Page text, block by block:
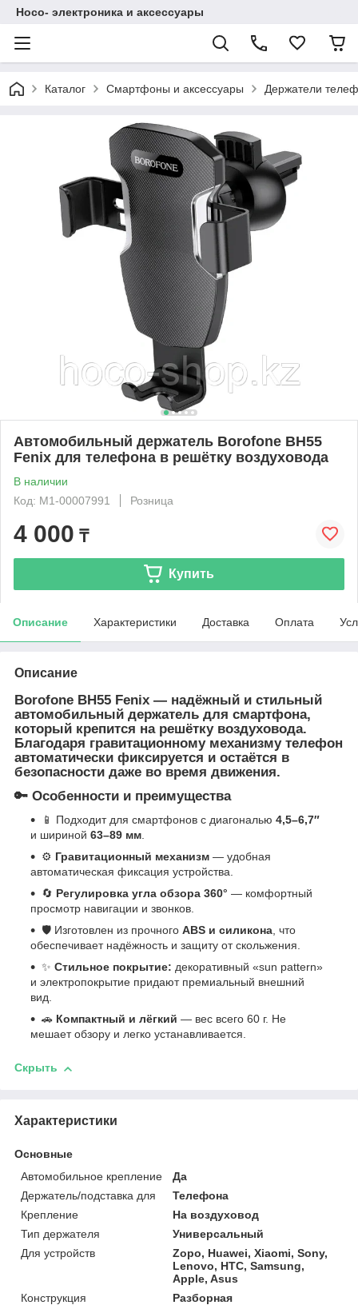
Hoco- электроника и аксессуары
Каталог Смартфоны и аксессуары Держатели
Автомобильный держатель Borofone BH55
Fenix для телефона в решётку воздуховода
В наличии
Код: М1-00007991
Розница
4 000 ₸
Купить
Описание Характеристики Доставка Оплата
Описание
Borofone BH55 Fenix — надёжный и стильный
автомобильный держатель для смартфона,
который крепится на решётку воздуховода.
Благодаря гравитационному механизму телефон
автоматически фиксируется и остаётся в
безопасности даже во время движения.
🔑 Особенности и преимущества
📱 Подходит для смартфонов с диагональю 4,5–6,7″
и шириной 63–89 мм.
⚙️ Гравитационный механизм — удобная
автоматическая фиксация устройства.
🔄 Регулировка угла обзора 360° — комфортный
просмотр навигации и звонков.
🛡️ Изготовлен из прочного ABS и силикона, что
обеспечивает надёжность и защиту от скольжения.
✨ Стильное покрытие: декоративный «sun pattern»
и электропокрытие придают премиальный внешний
вид.
🚗 Компактный и лёгкий — вес всего 60 г. Не
мешает обзору и легко устанавливается.
Скрыть
Характеристики
Основные
Автомобильное крепление
Да
Держатель/подставка для
Телефона
Крепление
На воздуховод
Тип держателя
Универсальный
Для устройств
Zopo, Huawei, Xiaomi, Sony,
Lenovo, HTC, Samsung,
Apple, Asus
Конструкция
Разборная